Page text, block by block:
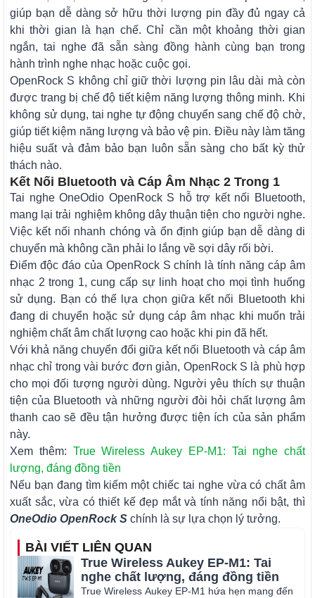
giúp bạn dễ dàng sở hữu thời lượng pin đầy đủ ngay cả
khi thời gian là hạn chế. Chỉ cần một khoảng thời gian
ngắn, tai nghe đã sẵn sàng đồng hành cùng bạn trong
hành trình nghe nhạc hoặc cuộc gọi.
OpenRock S không chỉ giữ thời lượng pin lâu dài mà còn
được trang bị chế độ tiết kiệm năng lượng thông minh. Khi
không sử dụng, tai nghe tự động chuyển sang chế độ chờ,
giúp tiết kiệm năng lượng và bảo vệ pin. Điều này làm tăng
hiệu suất và đảm bảo bạn luôn sẵn sàng cho bất kỳ thử
thách nào.
Kết Nối Bluetooth và Cáp Âm Nhạc 2 Trong 1
Tai nghe OneOdio OpenRock S hỗ trợ kết nối Bluetooth,
mang lại trải nghiệm không dây thuận tiện cho người nghe.
Việc kết nối nhanh chóng và ổn định giúp bạn dễ dàng di
chuyển mà không cần phải lo lắng về sợi dây rối bời.
Điểm độc đáo của OpenRock S chính là tính năng cáp âm
nhạc 2 trong 1, cung cấp sự linh hoạt cho mọi tình huống
sử dụng. Bạn có thể lựa chọn giữa kết nối Bluetooth khi
đang di chuyển hoặc sử dụng cáp âm nhạc khi muốn trải
nghiệm chất âm chất lượng cao hoặc khi pin đã hết.
Với khả năng chuyển đổi giữa kết nối Bluetooth và cáp âm
nhạc chỉ trong vài bước đơn giản, OpenRock S là phù hợp
cho mọi đối tượng người dùng. Người yêu thích sự thuận
tiện của Bluetooth và những người đòi hỏi chất lượng âm
thanh cao sẽ đều tận hưởng được tiện ích của sản phẩm
này.
Xem thêm: True Wireless Aukey EP-M1: Tai nghe chất
lượng, đáng đồng tiền
Nếu bạn đang tìm kiếm một chiếc tai nghe vừa có chất âm
xuất sắc, vừa có thiết kế đẹp mắt và tính năng nổi bật, thì
OneOdio OpenRock S chính là sự lựa chọn lý tưởng.
BÀI VIẾT LIÊN QUAN
True Wireless Aukey EP-M1: Tai
nghe chất lượng, đáng đồng tiền
True Wireless Aukey EP-M1 hứa hẹn mang đến